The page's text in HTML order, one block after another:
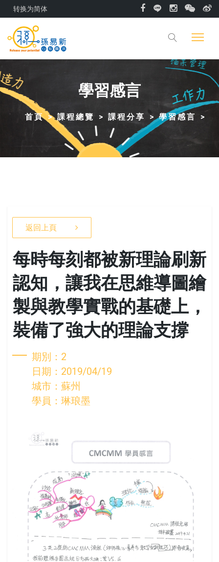
转换为简体
學習感言
首頁 課程總覽 課程分享 學習感言
返回上頁
每時每刻都被新理論刷新
認知，讓我在思維導圖繪
製與教學實戰的基礎上，
裝備了強大的理論支撐
期別：2
日期：2019/04/19
城市：蘇州
學員：琳琅墨